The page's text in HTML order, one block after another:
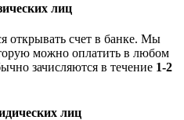
лиц
открывать счет в банке. Мы
можно оплатить в любом
зачисляются в течение 1-2
лиц